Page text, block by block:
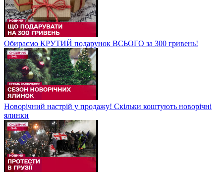
Обираємо КРУТИЙ подарунок ВСЬОГО за 300 гривень!
Новорічний настрій у продажу! Скільки коштують новорічні
ялинки